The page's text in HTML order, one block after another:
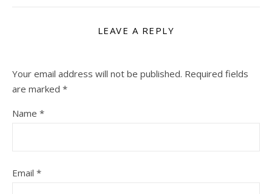
LEAVE A REPLY
Your email address will not be published. Required fields
are marked *
Name *
Email *